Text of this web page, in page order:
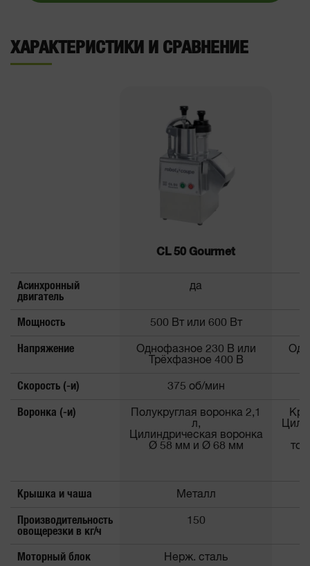
ХАРАКТЕРИСТИКИ И СРАВНЕНИЕ
CL 50 Gourmet
Асинхронный
двигатель
да
Мощность 500 Вт или 600 Вт
Напряжение
Однофазное 230 В или
Трёхфазное 400 В
Скорость (-и) 375 об/мин
Воронка (-и)
Полукруглая воронка 2,1
л,
Цилиндрическая воронка
Ø 58 мм и Ø 68 мм
Крышка и чаша Металл
Производительность
овощерезки в кг/ч
150
Моторный блок Нерж. сталь